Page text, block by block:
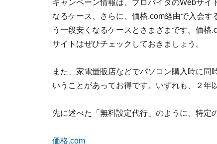
キャンペーン情報は、プロバイダのWebサイ
なるケース、さらに、価格.com経由で入会
う一段安くなるケースとさまざまです。価
サイトはぜひチェックしておきましょう。
また、家電量販店などでパソコン購入時に同
いうことがあってお得です。いずれも、２年
先に述べた「無料設定代行」のように、特定
価格.com